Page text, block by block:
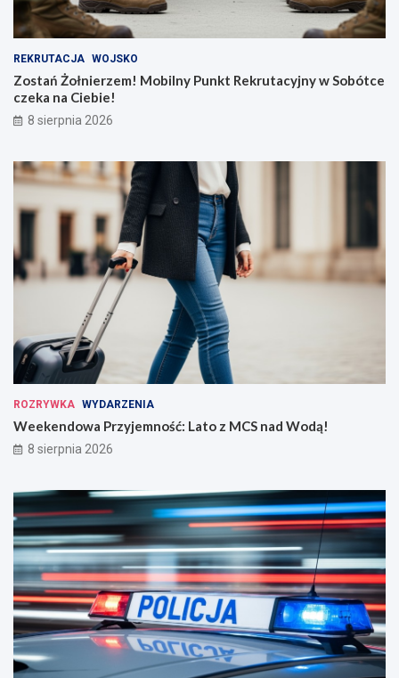
REKRUTACJA WOJSKO
Zostań Żołnierzem! Mobilny Punkt Rekrutacyjny w Sobótce
czeka na Ciebie!
8 sierpnia 2026
ROZRYWKA WYDARZENIA
Weekendowa Przyjemność: Lato z MCS nad Wodą!
8 sierpnia 2026